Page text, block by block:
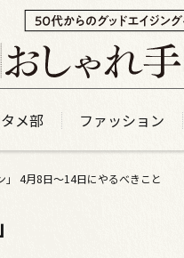
メ部 ファッション
」 4月8日～14日にやるべきこと